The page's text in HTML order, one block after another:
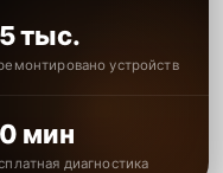
тыс.
устройств
мин
диагностика